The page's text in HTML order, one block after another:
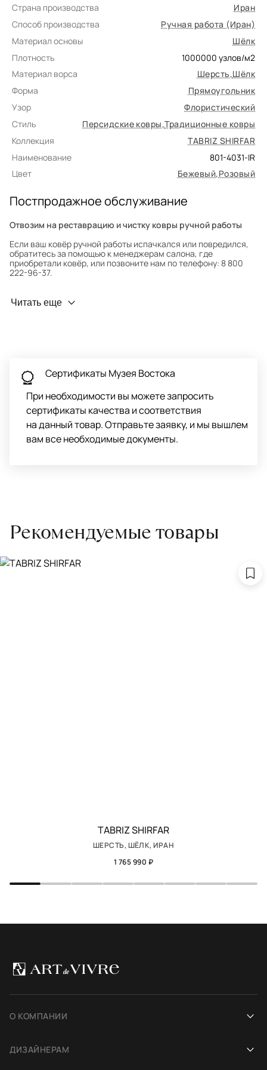
Страна производства
Иран
Способ производства
Ручная работа (Иран)
Материал основы
Шёлк
Плотность
1000000 узлов/м2
Материал ворса
Шерсть,Шёлк
Форма
Прямоугольник
Узор
Флористический
Стиль
Персидские ковры,Традиционные ковры
Коллекция
TABRIZ SHIRFAR
Наименование
801-4031-IR
Цвет
Бежевый,Розовый
Постпродажное обслуживание
Отвозим на реставрацию и чистку ковры ручной работы
Если ваш ковёр ручной работы испачкался или повредился,
обратитесь за помощью к менеджерам салона, где
приобретали ковёр, или позвоните нам по телефону: 8 800
222-96-37.
Профилактика износа
Обратитесь в салон, где приобретали ковёр, договоритесь о
заборе ковра экспертом либо привозите его в салон.
Читать еще
Сертификаты Музея Востока
При необходимости вы можете запросить
сертификаты качества и соответствия
на данный товар. Отправьте заявку, и мы вышлем
вам все необходимые документы.
Рекомендуемые товары
TABRIZ SHIRFAR
ШЕРСТЬ, ШЁЛК, ИРАН
1 765 990 ₽
О КОМПАНИИ
ДИЗАЙНЕРАМ